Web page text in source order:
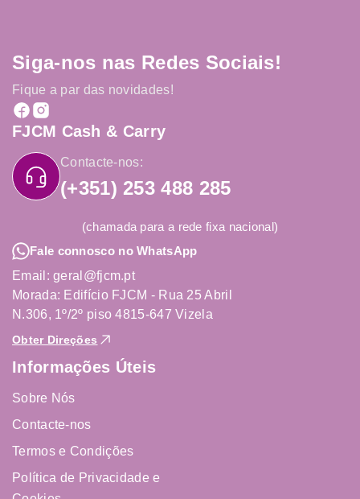
Siga-nos nas Redes Sociais!
Fique a par das novidades!
FJCM Cash & Carry
Contacte-nos:
(+351) 253 488 285
(chamada para a rede fixa nacional)
Fale connosco no WhatsApp
Email: geral@fjcm.pt
Morada: Edifício FJCM - Rua 25 Abril
N.306, 1º/2º piso 4815-647 Vizela
Obter Direções
Informações Úteis
Sobre Nós
Contacte-nos
Termos e Condições
Política de Privacidade e